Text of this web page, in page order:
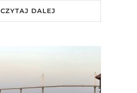
CZYTAJ DALEJ